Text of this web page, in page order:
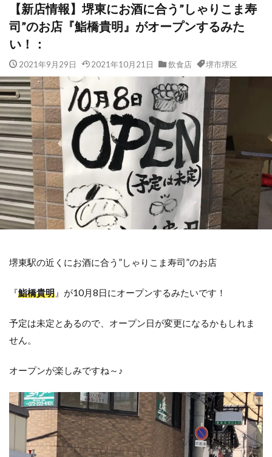
【新店情報】堺東にお酒に合う”しゃりこま寿
司”のお店『鮨橋貴明』がオープンするみた
い！：
2021年9月29日 2021年10月21日 飲食店 堺市堺区
堺東駅の近くにお酒に合う”しゃりこま寿司”のお店
『鮨橋貴明 』が10月8日にオープンするみたいです！
予定は未定とあるので、オープン日が変更になるかもしれま
せん。
オープンが楽しみですね～♪